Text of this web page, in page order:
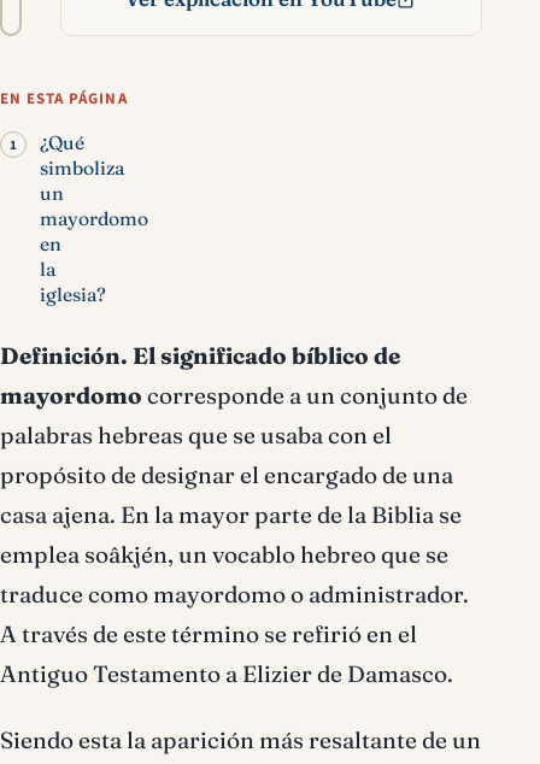
EN ESTA PÁGINA
¿Qué
simboliza
un
mayordomo
en
la
iglesia?
Definición. El significado bíblico de
mayordomo corresponde a un conjunto de
palabras hebreas que se usaba con el
propósito de designar el encargado de una
casa ajena. En la mayor parte de la Biblia se
emplea soâkjén, un vocablo hebreo que se
traduce como mayordomo o administrador.
A través de este término se refirió en el
Antiguo Testamento a Elizier de Damasco.
Siendo esta la aparición más resaltante de un